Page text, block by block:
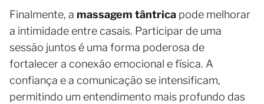
Finalmente, a massagem tântrica pode melhorar
a intimidade entre casais. Participar de uma
sessão juntos é uma forma poderosa de
fortalecer a conexão emocional e física. A
confiança e a comunicação se intensificam,
permitindo um entendimento mais profundo das